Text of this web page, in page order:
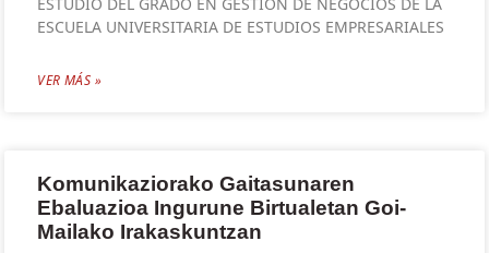
ESTUDIO DEL GRADO EN GESTIÓN DE NEGOCIOS DE LA
ESCUELA UNIVERSITARIA DE ESTUDIOS EMPRESARIALES
VER MÁS »
Komunikaziorako Gaitasunaren
Ebaluazioa Ingurune Birtualetan Goi-
Mailako Irakaskuntzan